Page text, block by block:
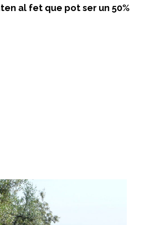
al fet que pot ser un 50%